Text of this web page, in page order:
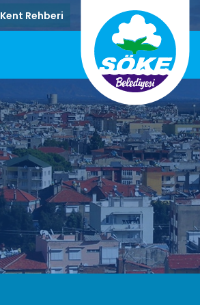
Kent Rehberi